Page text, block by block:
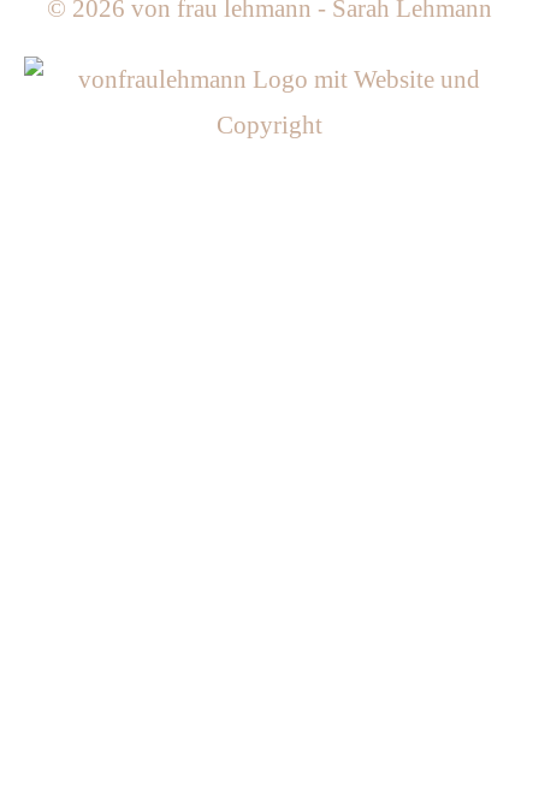
© 2026 von frau lehmann - Sarah Lehmann